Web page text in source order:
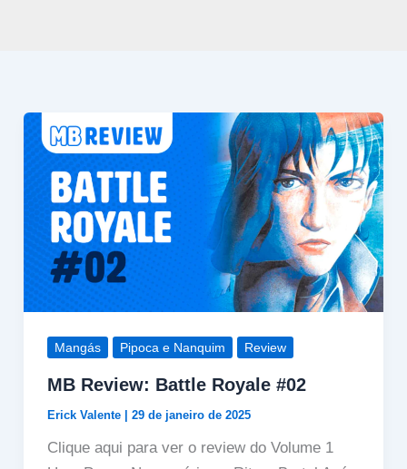
Mangás Pipoca e Nanquim Review
MB Review: Battle Royale #02
Erick Valente 29 de janeiro de 2025
Clique aqui para ver o review do Volume 1